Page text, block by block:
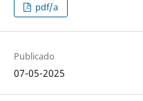
pdf/a
Publicado
07-05-2025